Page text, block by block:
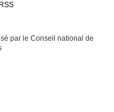
RSS
par le Conseil national de